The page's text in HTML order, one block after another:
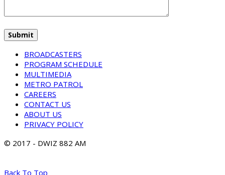
BROADCASTERS
PROGRAM SCHEDULE
MULTIMEDIA
METRO PATROL
CAREERS
CONTACT US
ABOUT US
PRIVACY POLICY
© 2017 - DWIZ 882 AM
Back To Top